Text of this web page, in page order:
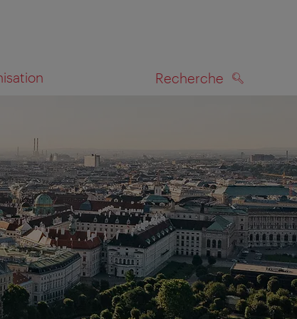
Recherche